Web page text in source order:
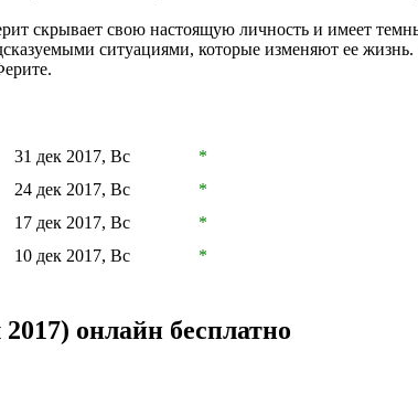
скрывает свою настоящую личность и имеет
ситуациями, которые изменяют ее
31 дек 2017, Вс
*
24 дек 2017, Вс
*
17 дек 2017, Вс
*
10 дек 2017, Вс
*
онлайн бесплатно